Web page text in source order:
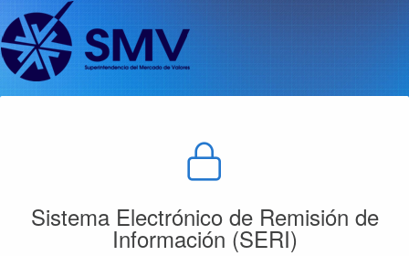
images
Sistema Electrónico de Remisión de
Información (SERI)